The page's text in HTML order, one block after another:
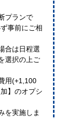
プランで
事前にご相
合は日程選
選択の上ご
用(+1,100
】のオプシ
を実施しま